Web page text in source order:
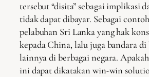
tersebut “disita” sebagai implikasi
tidak dapat dibayar. Sebagai
pelabuhan Sri Lanka yang hak
kepada China, lalu juga bandara di
lainnya di berbagai negara.
ini dapat dikatakan win-win